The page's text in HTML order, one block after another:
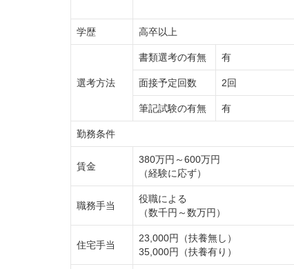
学歴 高卒以上
選考方法
書類選考の有無 有
面接予定回数 2回
筆記試験の有無 有
勤務条件
賃金
380万円～600万円
（経験に応ず）
職務手当
役職による
（数千円～数万円）
住宅手当
23,000円（扶養無し）
35,000円（扶養有り）